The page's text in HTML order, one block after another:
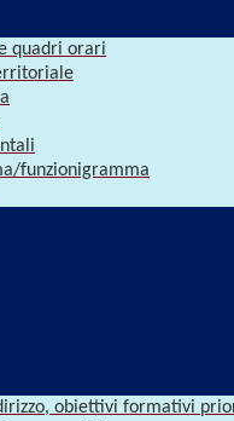
quadri orari
funzionigramma
obiettivi formativi